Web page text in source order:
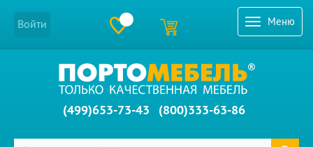
Меню
Войти
(499)653-73-43 (800)333-63-86